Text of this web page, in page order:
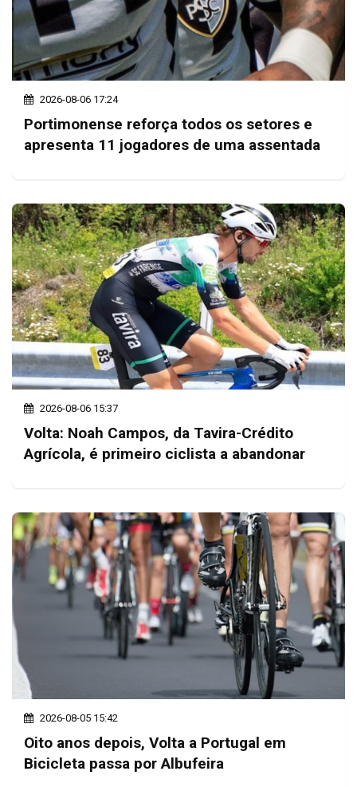
2026-08-06 17:24
Portimonense reforça todos os setores e
apresenta 11 jogadores de uma assentada
2026-08-06 15:37
Volta: Noah Campos, da Tavira-Crédito
Agrícola, é primeiro ciclista a abandonar
2026-08-05 15:42
Oito anos depois, Volta a Portugal em
Bicicleta passa por Albufeira